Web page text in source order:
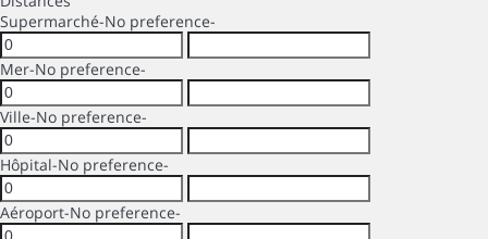
Supermarché-No preference-
Mer-No preference-
Ville-No preference-
Hôpital-No preference-
Aéroport-No preference-